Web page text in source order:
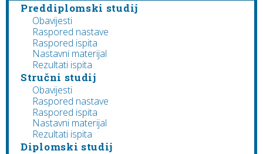
Preddiplomski studij
Obavijesti
Raspored nastave
Raspored ispita
Nastavni materijal
Rezultati ispita
Stručni studij
Obavijesti
Raspored nastave
Raspored ispita
Nastavni materijal
Rezultati ispita
Diplomski studij